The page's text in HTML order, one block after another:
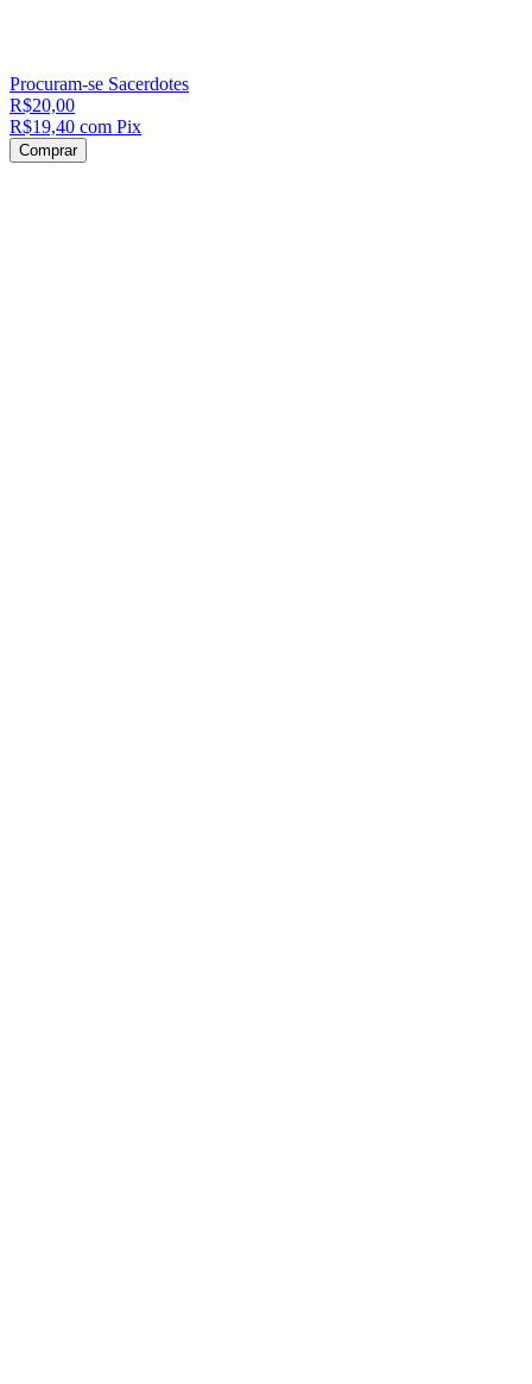
Procuram-se Sacerdotes
R$20,00
R$19,40 com Pix